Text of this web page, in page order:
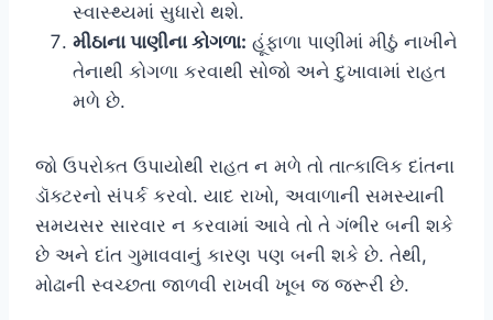
સ્વાસ્થ્યમાં સુધારો થશે.
મીઠાના પાણીના કોગળા: હૂંફાળા પાણીમાં મીઠું નાખીને
તેનાથી કોગળા કરવાથી સોજો અને દુખાવામાં રાહત
મળે છે.
જો ઉપરોક્ત ઉપાયોથી રાહત ન મળે તો તાત્કાલિક દાંતના
ડૉક્ટરનો સંપર્ક કરવો. યાદ રાખો, અવાળાની સમસ્યાની
સમયસર સારવાર ન કરવામાં આવે તો તે ગંભીર બની શકે
છે અને દાંત ગુમાવવાનું કારણ પણ બની શકે છે. તેથી,
મોઢાની સ્વચ્છતા જાળવી રાખવી ખૂબ જ જરૂરી છે.